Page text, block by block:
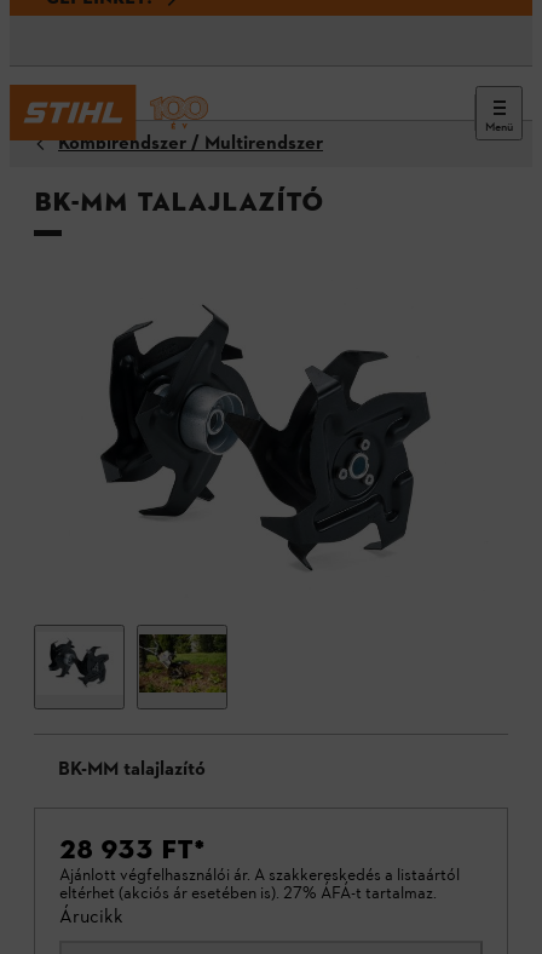
Menü
Kombirendszer / Multirendszer
BK-MM talajlazító
BK-MM talajlazító
28 933 FT*
Ajánlott végfelhasználói ár. A szakkereskedés a listaártól
eltérhet (akciós ár esetében is). 27% ÁFÁ-t tartalmaz.
Árucikk